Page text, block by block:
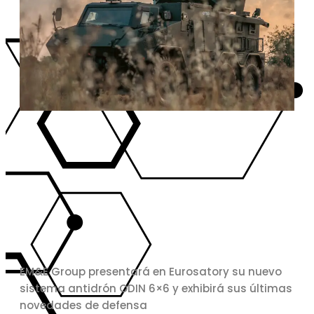
EM&E Group presentará en Eurosatory su nuevo
sistema antidrón ODIN 6×6 y exhibirá sus últimas
novedades de defensa